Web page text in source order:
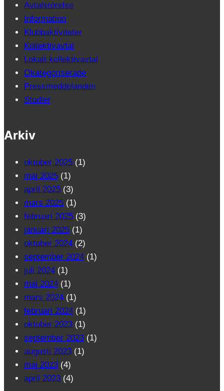
Avtalsrörelse
Information
Klubbaktiviteter
Kollektivavtal
Lokalt kollektivavtal
Okategoriserade
Pressmeddelanden
Studier
Arkiv
oktober 2025 (1)
maj 2025 (1)
april 2025 (3)
mars 2025 (1)
februari 2025 (3)
januari 2025 (1)
oktober 2024 (2)
september 2024 (1)
juli 2024 (1)
maj 2024 (1)
mars 2024 (1)
februari 2024 (1)
oktober 2023 (1)
september 2023 (1)
augusti 2023 (1)
maj 2023 (4)
april 2023 (4)